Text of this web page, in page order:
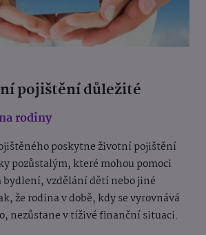
pojištění důležité
rodiny
poskytne životní pojištění
pozůstalým, které mohou pomoci
vzdělání dětí nebo jiné
že rodina v době, kdy se vyrovnává
nezůstane v tíživé finanční situaci.